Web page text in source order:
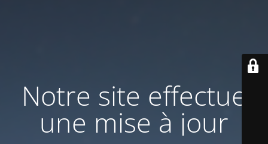
Notre site effectue
une mise à jour